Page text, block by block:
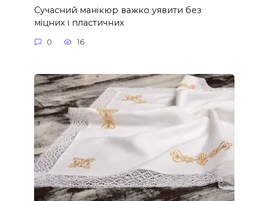
Сучасний манікюр важко уявити без
міцних і пластичних
0 16